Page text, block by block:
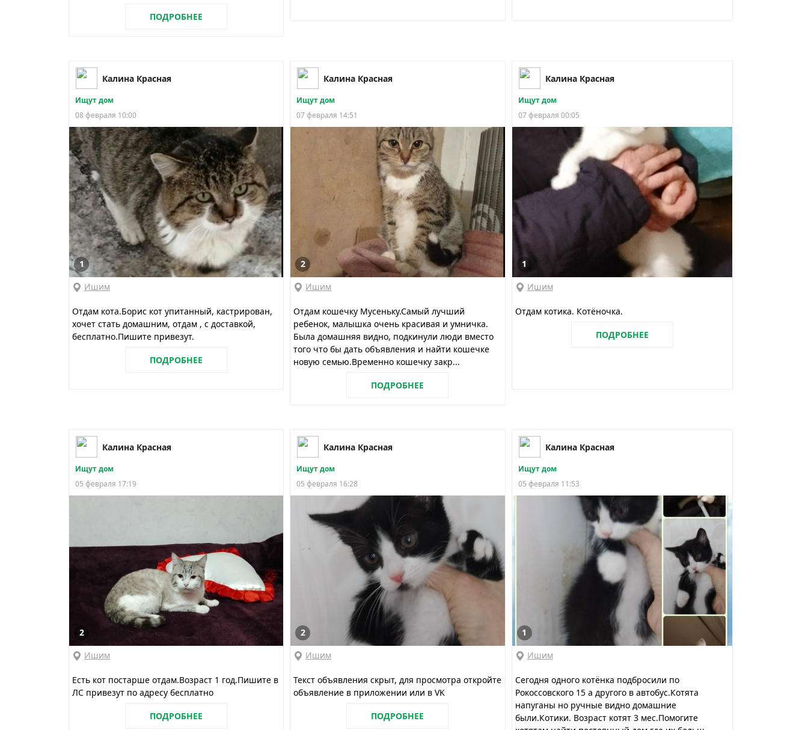
ПОДРОБНЕЕ
Калина Красная
Ищут дом
08 февраля 10:00
1
Ишим
Отдам кота.Борис кот упитанный, кастрирован,
хочет стать домашним, отдам , с доставкой,
бесплатно.Пишите привезут.
ПОДРОБНЕЕ
Калина Красная
Ищут дом
07 февраля 14:51
2
Ишим
Отдам кошечку Мусеньку.Самый лучший
ребенок, малышка очень красивая и умничка.
Была домашняя видно, подкинули люди вместо
того что бы дать объявления и найти кошечке
новую семью.Временно кошечку закр...
ПОДРОБНЕЕ
Калина Красная
Ищут дом
07 февраля 00:05
1
Ишим
Отдам котика. Котёночка.
ПОДРОБНЕЕ
Калина Красная
Ищут дом
05 февраля 17:19
2
Ишим
Есть кот постарше отдам.Возраст 1 год.Пишите в
ЛС привезут по адресу бесплатно
ПОДРОБНЕЕ
Калина Красная
Ищут дом
05 февраля 16:28
2
Ишим
Текст объявления скрыт, для просмотра откройте
объявление в приложении или в VK
ПОДРОБНЕЕ
Калина Красная
Ищут дом
05 февраля 11:53
1
Ишим
Сегодня одного котёнка подбросили по
Рокоссовского 15 а другого в автобус.Котята
напуганы но ручные видно домашние
были.Котики. Возраст котят 3 мес.Помогите